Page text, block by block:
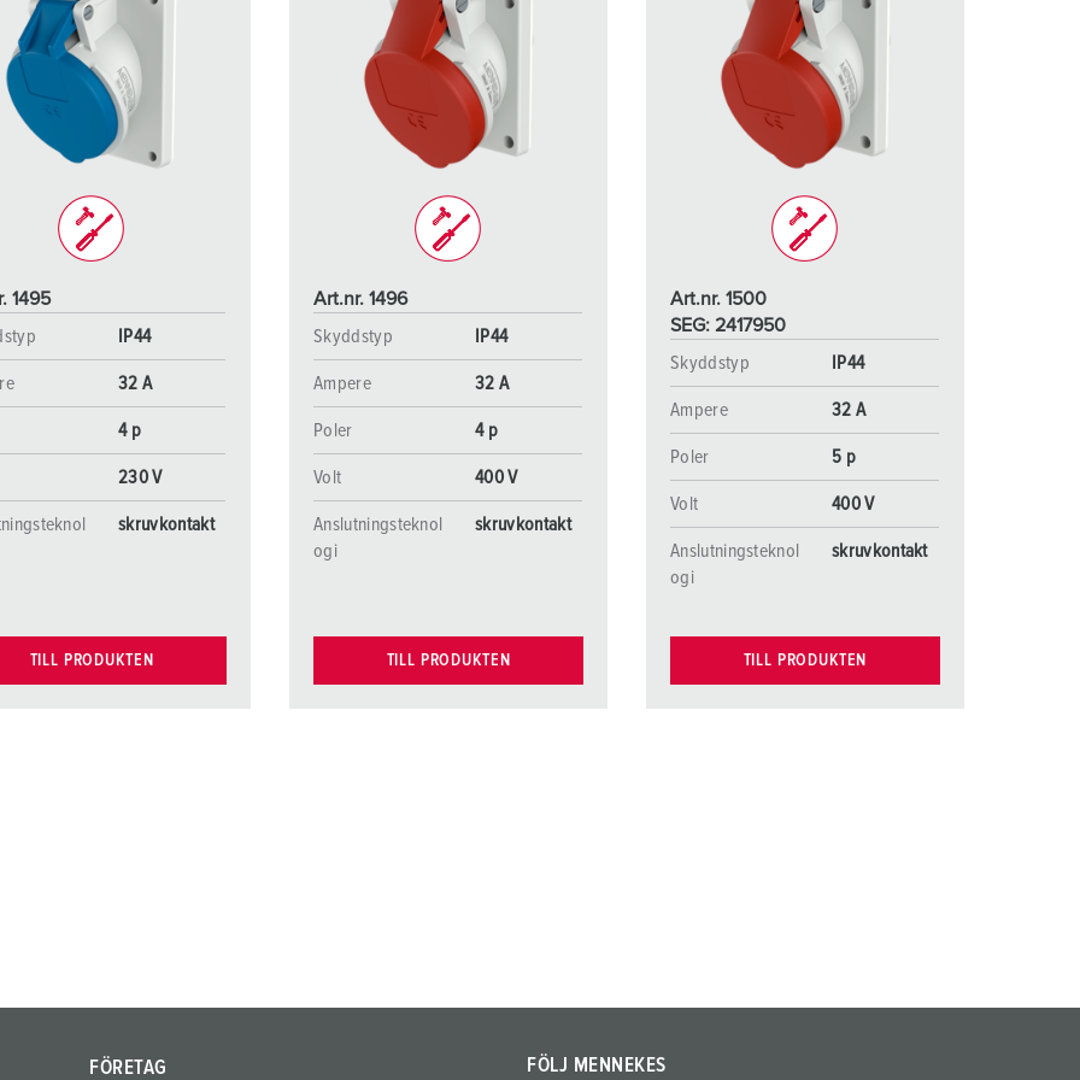
1495
IP44
32 A
4 p
230 V
skruvkontakt
TILL PRODUKTEN
Art.nr. 1496
Skyddstyp
IP44
Ampere 32 A
Poler 4 p
Volt 400 V
Anslutningsteknol
ogi
skruvkontakt
TILL PRODUKTEN
Art.nr. 1500
SEG: 2417950
Skyddstyp
IP44
Ampere 32 A
Poler 5 p
Volt 400 V
Anslutningsteknol
ogi
skruvkontakt
TILL PRODUKTEN
FÖRETAG FÖLJ MENNEKES